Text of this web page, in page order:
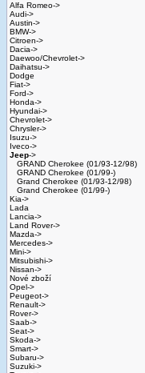
Alfa Romeo->
Audi->
Austin->
BMW->
Citroen->
Dacia->
Daewoo/Chevrolet->
Daihatsu->
Dodge
Fiat->
Ford->
Honda->
Hyundai->
Chevrolet->
Chrysler->
Isuzu->
Iveco->
Jeep->
GRAND Cherokee (01/93-12/98)
GRAND Cherokee (01/99-)
Grand Cherokee (01/93-12/98)
Grand Cherokee (01/99-)
Kia->
Lada
Lancia->
Land Rover->
Mazda->
Mercedes->
Mini->
Mitsubishi->
Nissan->
Nové zboží
Opel->
Peugeot->
Renault->
Rover->
Saab->
Seat->
Skoda->
Smart->
Subaru->
Suzuki->